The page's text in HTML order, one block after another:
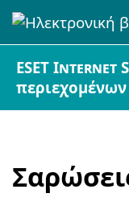
ESET Internet
περιεχομένων